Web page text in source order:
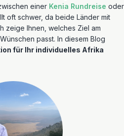
einer Kenia Rundreise oder
oft schwer, da beide Länder mit
zeige Ihnen, welches Ziel am
passt. In diesem Blog
für Ihr individuelles Afrika